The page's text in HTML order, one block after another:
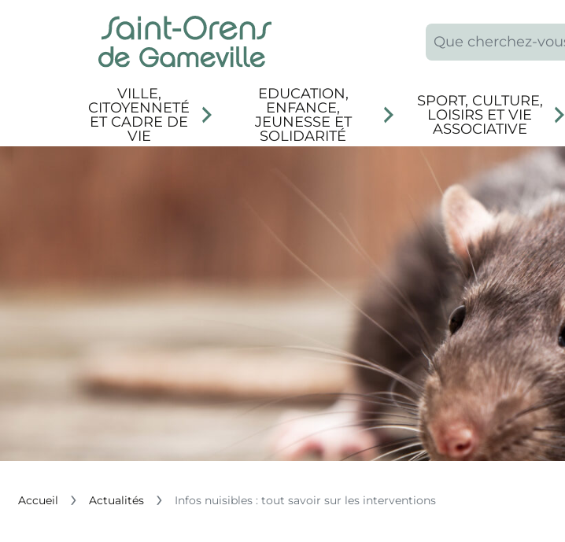
Que recherchez-vous ?
VILLE,
CITOYENNETÉ
ET CADRE DE
VIE
EDUCATION,
ENFANCE,
JEUNESSE ET
SOLIDARITÉ
SPORT, CULTURE,
LOISIRS ET VIE
ASSOCIATIVE
Accueil Actualités Infos nuisibles : tout savoir sur les interventions